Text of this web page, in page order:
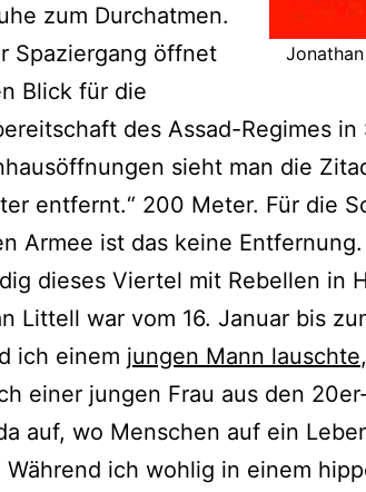
zum Durchatmen.
Spaziergang öffnet
Blick für die
des Assad-Regimes in
sieht man die
entfernt.“ 200 Meter. Für die
Armee ist das keine
dieses Viertel mit Rebellen in
Littell war vom 16. Januar bis
ich einem jungen Mann lauschte
einer jungen Frau aus den
auf, wo Menschen auf ein
ich wohlig in einem